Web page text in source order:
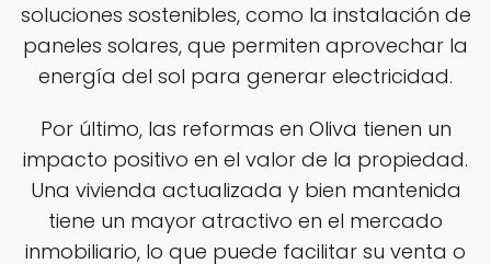
soluciones sostenibles, como la instalación de
paneles solares, que permiten aprovechar la
energía del sol para generar electricidad.
Por último, las reformas en Oliva tienen un
impacto positivo en el valor de la propiedad.
Una vivienda actualizada y bien mantenida
tiene un mayor atractivo en el mercado
inmobiliario, lo que puede facilitar su venta o